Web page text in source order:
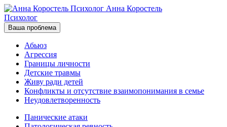
Анна Коростель
Психолог
Ваша проблема
Абьюз
Агрессия
Границы личности
Детские травмы
Живу ради детей
Конфликты и отсутствие взаимопонимания в семье
Неудовлетворенность
Панические атаки